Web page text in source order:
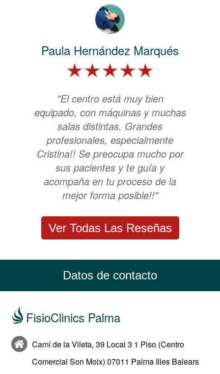
Paula Hernández Marqués
"El centro está muy bien
equipado, con máquinas y muchas
salas distintas. Grandes
profesionales, especialmente
Cristina!! Se preocupa mucho por
sus pacientes y te guía y
acompaña en tu proceso de la
mejor forma posible!!"
Ver Todas Las Reseñas
Datos de contacto
FisioClinics Palma
Camí de la Vileta, 39 Local 3 1 Piso (Centro
Comercial Son Moix) 07011 Palma Illes Balears